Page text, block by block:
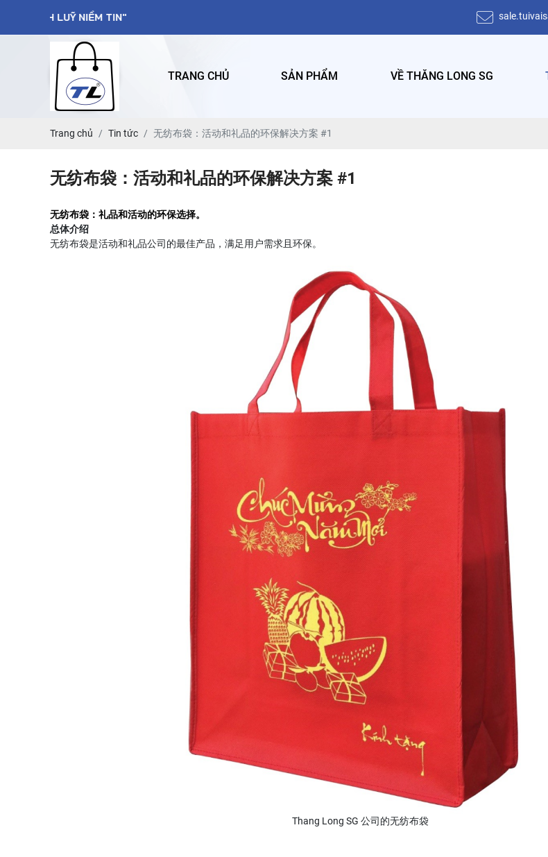
CÔNG TY TNHH THƯƠNG MẠI
TRANG CHỦ SẢN PHẨM VỀ THĂNG LONG SG
Trang chủ Tin tức 无纺布袋：活动和礼品的环保解决方案 #1
无纺布袋：活动和礼品的环保解决方案 #1
无纺布袋：礼品和活动的环保选择。
总体介绍
无纺布袋是活动和礼品公司的最佳产品，满足用户需求且环保。
Thang Long SG 公司的无纺布袋